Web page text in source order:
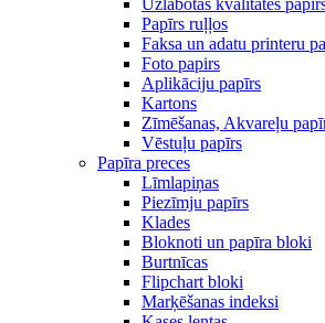
Uzlabotas kvalitātes
Papīrs ruļļos
Faksa un adatu printeru
Foto papirs
Aplikāciju papīrs
Kartons
Zīmēšanas, Akvareļu
Vēstuļu papīrs
Papīra preces
Līmlapiņas
Piezīmju papīrs
Klades
Bloknoti un papīra bloki
Burtnīcas
Flipchart bloki
Marķēšanas indeksi